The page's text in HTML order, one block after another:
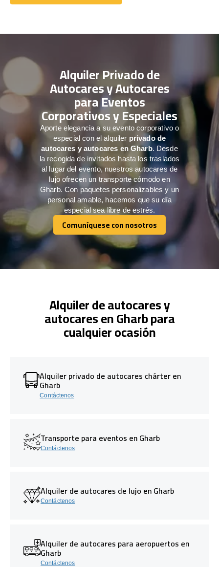
Comuníquese con nosotros
Alquiler Privado de
Autocares y Autocares
para Eventos
Corporativos y Especiales
Aporte elegancia a su evento corporativo o
especial con el alquiler privado de
autocares y autocares en Gharb. Desde
la recogida de invitados hasta los traslados
al lugar del evento, nuestros autocares de
lujo ofrecen un transporte cómodo en
Gharb. Con paquetes personalizables y un
personal amable, hacemos que su día
especial sea libre de estrés.
Comuníquese con nosotros
Comuníquese con nosotros
Alquiler de autocares y
autocares en Gharb para
cualquier ocasión
Alquiler privado de autocares chárter en
Gharb
Contáctenos
Transporte para eventos en Gharb
Contáctenos
Alquiler de autocares de lujo en Gharb
Contáctenos
Alquiler de autocares para aeropuertos en
Gharb
Contáctenos